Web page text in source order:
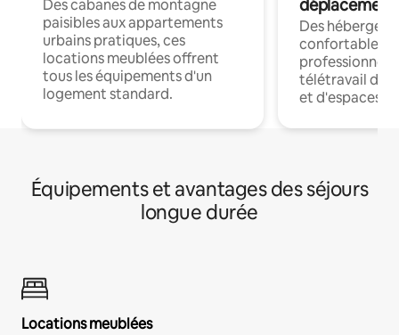
Des cabanes de montagne
paisibles aux appartements
urbains pratiques, ces
locations meublées offrent
tous les équipements d'un
logement standard.
déplacement
Des
confortables
professionnels
télétravail
et d'espaces
Équipements et avantages des séjours
longue durée
Locations meublées